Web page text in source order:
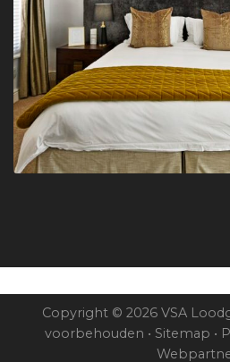
Copyright © 2026 VSA
voorbehouden • Sitemap •